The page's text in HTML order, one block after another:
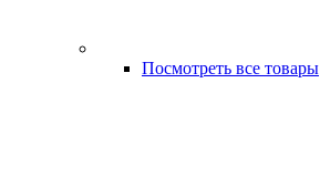
Посмотреть все товары